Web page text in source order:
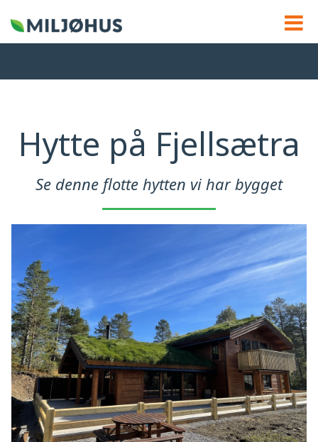
Hytte på Fjellsætra
Se denne flotte hytten vi har bygget